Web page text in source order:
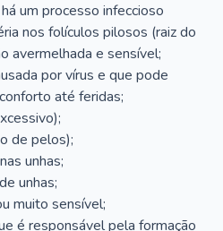
um processo infeccioso
nos folículos pilosos (raiz do
avermelhada e sensível;
por vírus e que pode
até feridas;
de pelos);
unhas;
unhas;
muito sensível;
é responsável pela formação